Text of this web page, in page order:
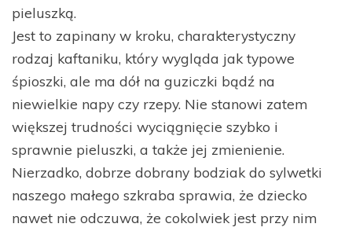
pieluszką.
Jest to zapinany w kroku, charakterystyczny
rodzaj kaftaniku, który wygląda jak typowe
śpioszki, ale ma dół na guziczki bądź na
niewielkie napy czy rzepy. Nie stanowi zatem
większej trudności wyciągnięcie szybko i
sprawnie pieluszki, a także jej zmienienie.
Nierzadko, dobrze dobrany bodziak do sylwetki
naszego małego szkraba sprawia, że dziecko
nawet nie odczuwa, że cokolwiek jest przy nim